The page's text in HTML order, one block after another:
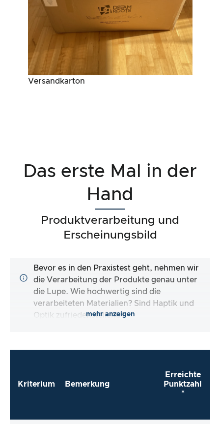
Versandkarton
Das erste Mal in der
Hand
Produktverarbeitung und
Erscheinungsbild
Bevor es in den Praxistest geht, nehmen wir
die Verarbeitung der Produkte genau unter
die Lupe. Wie hochwertig sind die
verarbeiteten Materialien? Sind Haptik und
Optik zufriedenstellend?
mehr anzeigen
Kriterium Bemerkung
Erreichte
Punktzahl
*